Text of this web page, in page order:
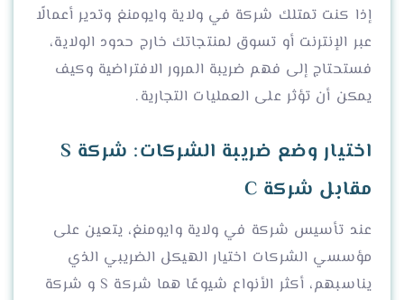
إذا كنت تمتلك شركة في ولاية وايومنغ وتدير أعمالًا
عبر الإنترنت أو تسوق لمنتجاتك خارج حدود الولاية،
فستحتاج إلى فهم ضريبة المرور الافتراضية وكيف
يمكن أن تؤثر على العمليات التجارية.
اختيار وضع ضريبة الشركات: شركة S
مقابل شركة C
عند تأسيس شركة في ولاية وايومنغ، يتعين على
مؤسسي الشركات اختيار الهيكل الضريبي الذي
يناسبهم، أكثر الأنواع شيوعًا هما شركة S و شركة